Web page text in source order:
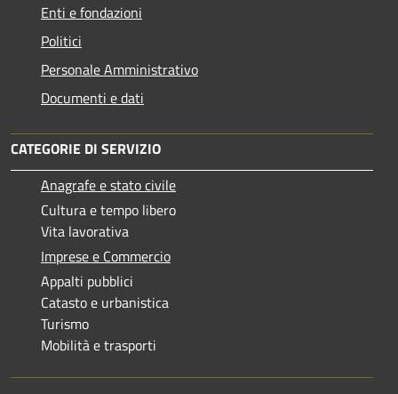
Enti e fondazioni
Politici
Personale Amministrativo
Documenti e dati
CATEGORIE DI SERVIZIO
Anagrafe e stato civile
Cultura e tempo libero
Vita lavorativa
Imprese e Commercio
Appalti pubblici
Catasto e urbanistica
Turismo
Mobilità e trasporti